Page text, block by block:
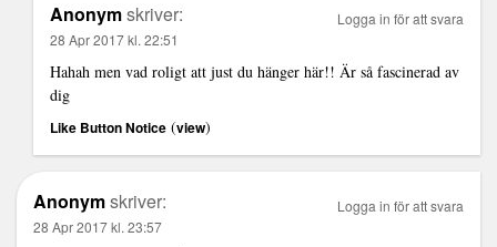
Anonymskriver:
28 Apr 2017 kl. 22:51
Hahah men vad roligt att just du hänger här!! Är så fascinerad av
dig
Like Button Notice (view)
Logga in för att svara
Anonymskriver:
28 Apr 2017 kl. 23:57
Logga in för att svara